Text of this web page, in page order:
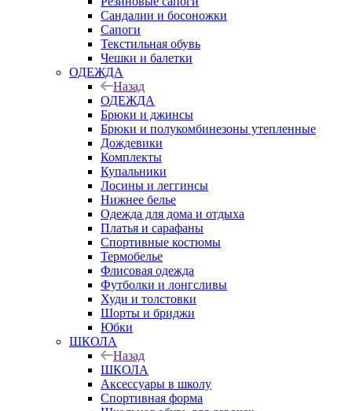
Сандалии и босоножки
Сапоги
Текстильная обувь
Чешки и балетки
ОДЕЖДА
Назад
ОДЕЖДА
Брюки и джинсы
Брюки и полукомбинезоны утепленные
Дождевики
Комплекты
Купальники
Лосины и леггинсы
Нижнее белье
Одежда для дома и отдыха
Платья и сарафаны
Спортивные костюмы
Термобелье
Флисовая одежда
Футболки и лонгсливы
Худи и толстовки
Шорты и бриджи
Юбки
ШКОЛА
Назад
ШКОЛА
Аксессуары в школу
Спортивная форма